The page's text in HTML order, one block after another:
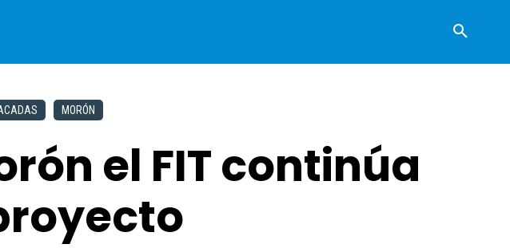
MORÓN
el FIT continúa